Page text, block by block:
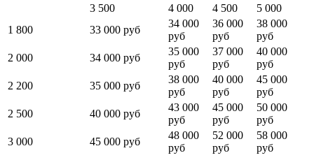
3 500
4 000 4 500
5 000
1 800
33 000 руб
34 000
руб
36 000
руб
38 000
руб
2 000
34 000 руб
35 000
руб
37 000
руб
40 000
руб
2 200
35 000 руб
38 000
руб
40 000
руб
45 000
руб
2 500
40 000 руб
43 000
руб
45 000
руб
50 000
руб
3 000
45 000 руб
48 000
руб
52 000
руб
58 000
руб